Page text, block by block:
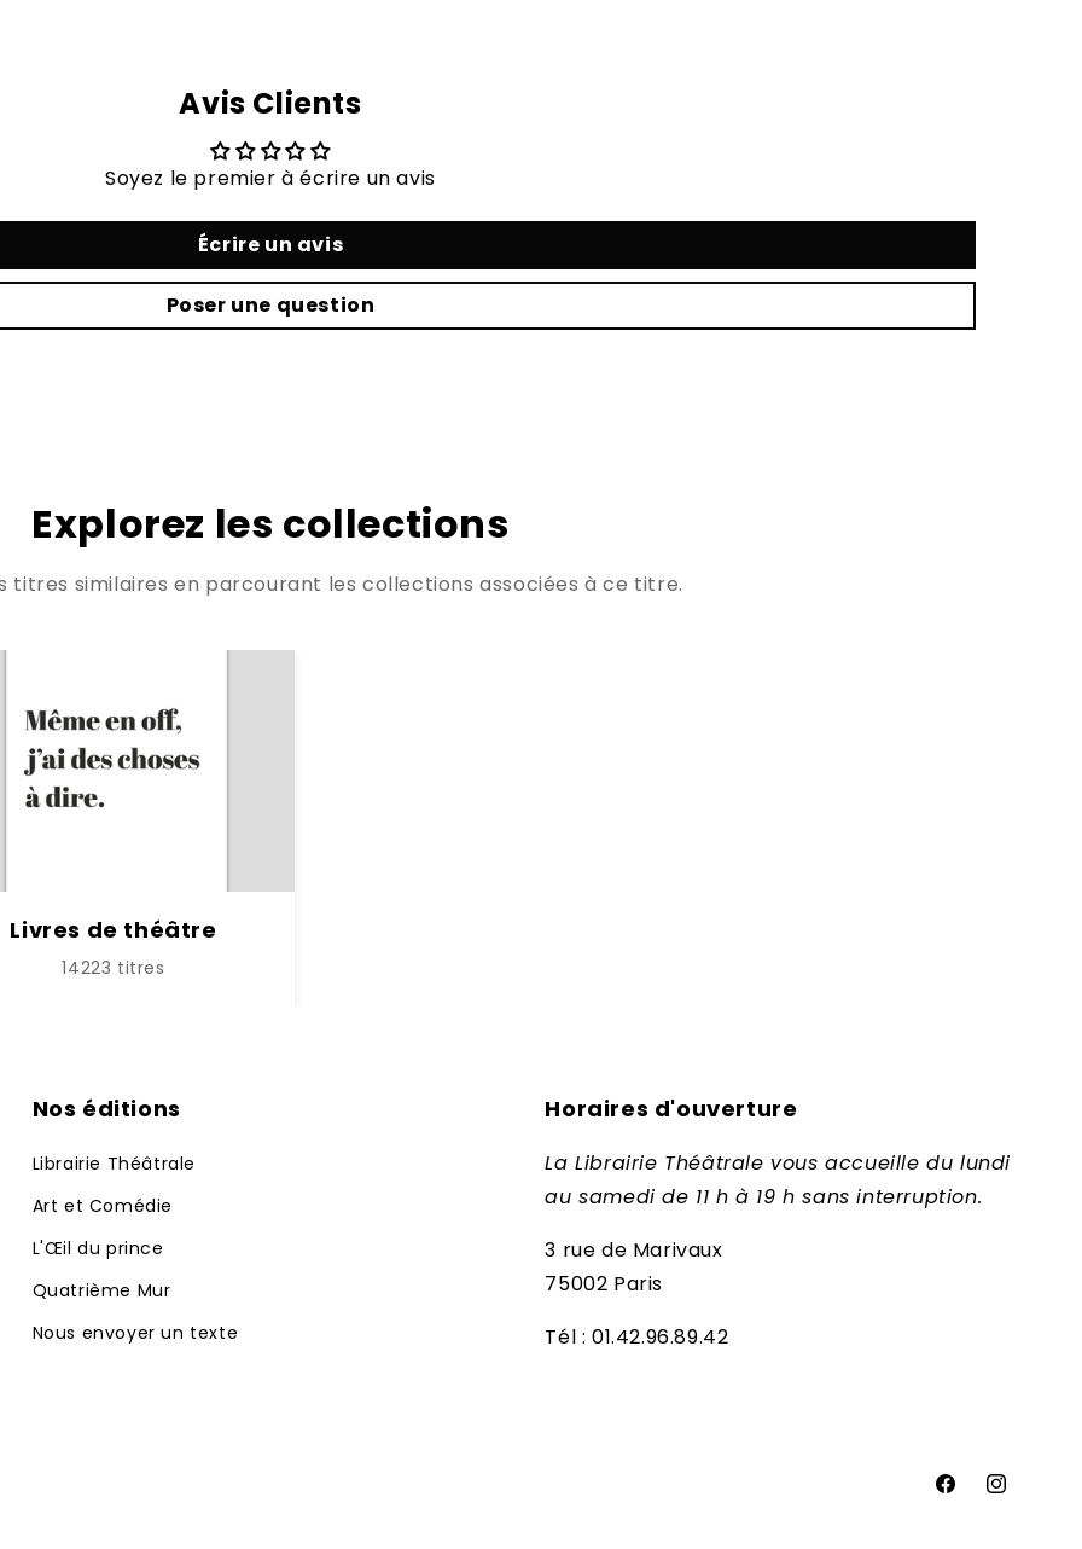
Avis Clients
Soyez le premier à écrire un avis
Écrire un avis
Poser une question
Explorez les collections
titres similaires en parcourant les collections associées à ce titre.
Livres de théâtre
14223 titres
Nos éditions
Librairie Théâtrale
Art et Comédie
L'Œil du prince
Quatrième Mur
Nous envoyer un texte
Horaires d'ouverture
La Librairie Théâtrale vous accueille du lundi
au samedi de 11 h à 19 h sans interruption.
3 rue de Marivaux
75002 Paris
Tél : 01.42.96.89.42
FacebookInstagram